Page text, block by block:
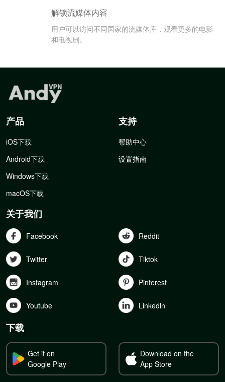
解锁流媒体内容
用户可以访问不同国家的流媒体库，观看更多的电影
和电视剧。
产品
iOS下载
Android下载
Windows下载
macOS下载
支持
帮助中心
设置指南
关于我们
Facebook Reddit
Twitter Tiktok
Instagram Pinterest
Youtube Linkedln
下载
Get it on
Google Play
Download on the
App Store